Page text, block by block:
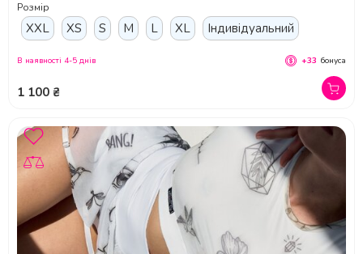
Розмір
XXL XS S M L XL Індивідуальний
1 100 ₴
В наявності 4-5 днів +33 бонуса